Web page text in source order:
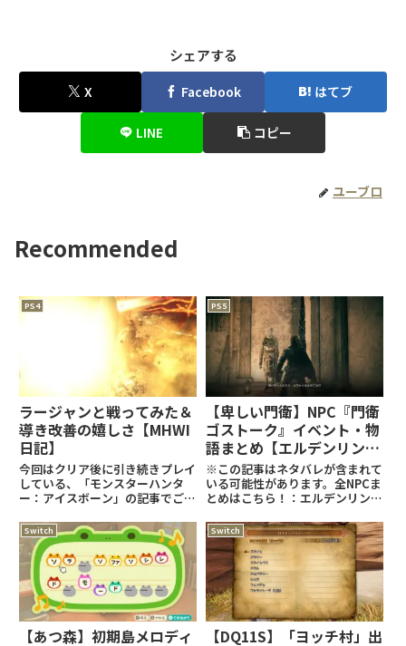
シェアする
X Facebook はてブ
LINE コピー
ユーブロ
Recommended
PS4
ラージャンと戦ってみた＆
導き改善の嬉しさ【MHWI
日記】
今回はクリア後に引き続きプレイ
している、「モンスターハンタ
ー：アイスボーン」の記事でござ
nanana70712blog.hatenablo
g.com本日はなんと大型アップ
デート。目玉としては重ね着の追
加、ラージャン、導きの地の大幅
改
PS5
【卑しい門衛】NPC『門衛
ゴストーク』イベント・物
語まとめ【エルデンリング
攻略】
※この記事はネタバレが含まれて
いる可能性があります。全NPCま
とめはこちら！：エルデンリング
(adsbygoogle =
window.adsbygoogle ||
[]).push({});イベントまとめスト
ームヴ
Switch
【あつ森】初期島メロディ
Switch
【DQ11S】「ヨッチ村」出